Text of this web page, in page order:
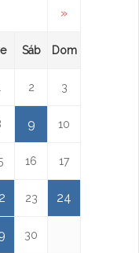
»
Sáb Dom
2 3
9 10
16 17
23 24
30